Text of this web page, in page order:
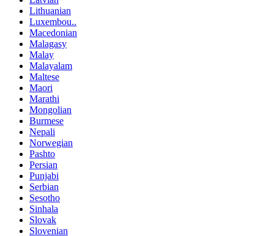
Lithuanian
Luxembou..
Macedonian
Malagasy
Malay
Malayalam
Maltese
Maori
Marathi
Mongolian
Burmese
Nepali
Norwegian
Pashto
Persian
Punjabi
Serbian
Sesotho
Sinhala
Slovak
Slovenian